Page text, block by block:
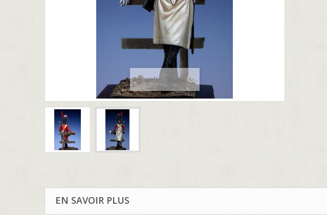
Agrandir l'image
EN SAVOIR PLUS